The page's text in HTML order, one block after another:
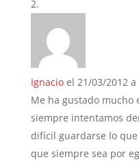
Ignacio el 21/03/2012 a
Me ha gustado mucho
siempre intentamos
difícil guardarse lo
que siempre sea por